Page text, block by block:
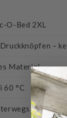
O-Bed 2XL
–
Material
60 °C